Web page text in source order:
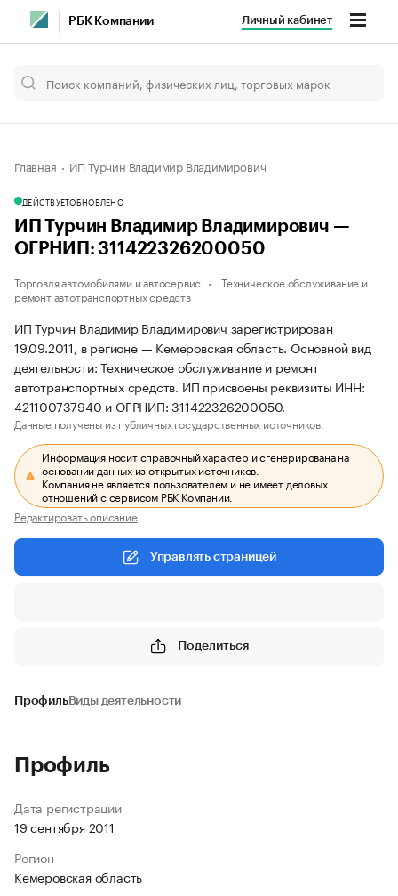
РБК Компании Личный кабинет
Главная ИП Турчин Владимир Владимирович
ДЕЙСТВУЕТОБНОВЛЕНО
ИП Турчин Владимир Владимирович —
ОГРНИП: 311422326200050
Торговля автомобилями и автосервис
Техническое обслуживание и
ремонт автотранспортных средств
ИП Турчин Владимир Владимирович зарегистрирован
19.09.2011, в регионе — Кемеровская область. Основной вид
деятельности: Техническое обслуживание и ремонт
автотранспортных средств. ИП присвоены реквизиты ИНН:
421100737940 и ОГРНИП: 311422326200050.
Данные получены из публичных государственных источников.
Информация носит справочный характер и сгенерирована на
основании данных из открытых источников.
Компания не является пользователем и не имеет деловых
отношений с сервисом РБК Компании.
Редактировать описание
Управлять страницей
Поделиться
ПрофильВиды деятельности
Профиль
Дата регистрации
19 сентября 2011
Регион
Кемеровская область